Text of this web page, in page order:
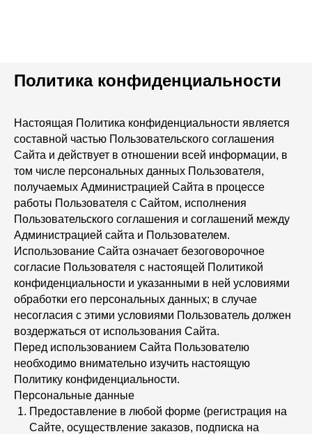
Политика конфиденциальности
Настоящая Политика конфиденциальности является
составной частью Пользовательского соглашения
Сайта и действует в отношении всей информации, в
том числе персональных данных Пользователя,
получаемых Администрацией Сайта в процессе
работы Пользователя с Сайтом, исполнения
Пользовательского соглашения и соглашений между
Администрацией сайта и Пользователем.
Использование Сайта означает безоговорочное
согласие Пользователя с настоящей Политикой
конфиденциальности и указанными в ней условиями
обработки его персональных данных; в случае
несогласия с этими условиями Пользователь должен
воздержаться от использования Сайта.
Перед использованием Сайта Пользователю
необходимо внимательно изучить настоящую
Политику конфиденциальности.
Персональные данные
Предоставление в любой форме (регистрация на
Сайте, осуществление заказов, подписка на